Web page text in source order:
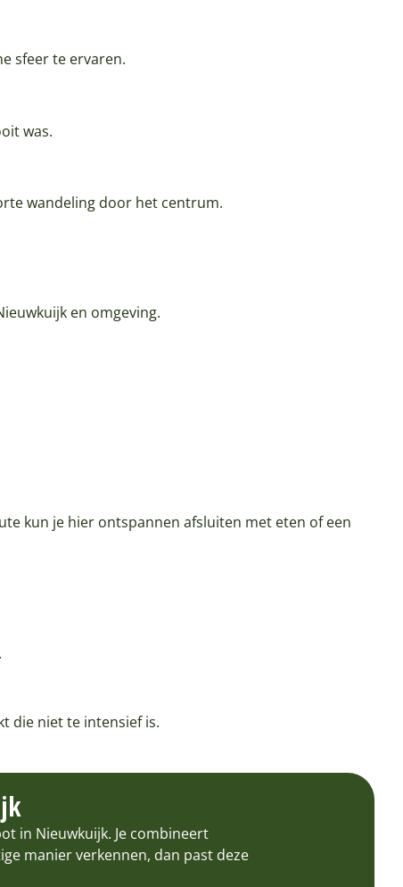
sfeer te ervaren.
was.
wandeling door het centrum.
en omgeving.
kun je hier ontspannen afsluiten met eten of een
die niet te intensief is.
in Nieuwkuijk. Je combineert
manier verkennen, dan past deze